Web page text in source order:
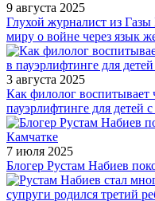
9 августа 2025
Глухой журналист из Газы
миру о войне через язык
3 августа 2025
Как филолог
пауэрлифтинге для детей
7 июля 2025
Блогер Рустам Набиев